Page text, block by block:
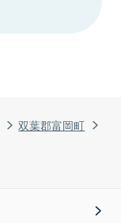
双葉郡富岡町